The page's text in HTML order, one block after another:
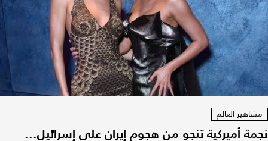
مشاهير العالم
نجمة أميركية تنجو من هجوم إيران على إسرائيل...